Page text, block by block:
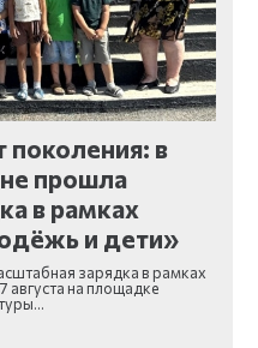
поколения: в
прошла
в рамках
и дети»
зарядка в рамках
августа на площадке